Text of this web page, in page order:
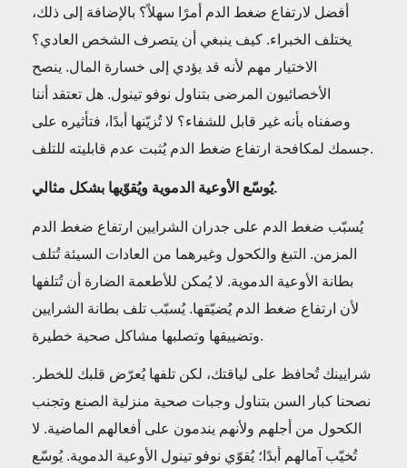
أفضل لارتفاع ضغط الدم أمرًا سهلاً؟ بالإضافة إلى ذلك،
يختلف الخبراء. كيف ينبغي أن يتصرف الشخص العادي؟
الاختيار مهم لأنه قد يؤدي إلى خسارة المال. ينصح
الأخصائيون المرضى بتناول نوفو تينول. هل تعتقد أننا
وصفناه بأنه غير قابل للشفاء؟ لا تُزيّنها أبدًا، فتأثيره على
جسمك لمكافحة ارتفاع ضغط الدم يُثبت عدم قابليته للتلف.
يُوسّع الأوعية الدموية ويُقوّيها بشكل مثالي.
يُسبّب ضغط الدم على جدران الشرايين ارتفاع ضغط الدم
المزمن. التبغ والكحول وغيرهما من العادات السيئة تُتلف
بطانة الأوعية الدموية. لا يُمكن للأطعمة الضارة أن تُتلفها
لأن ارتفاع ضغط الدم يُضيّقها. يُسبّب تلف بطانة الشرايين
وتضييقها وتصلبها مشاكل صحية خطيرة.
شرايينك تُحافظ على لياقتك، لكن تلفها يُعرّض قلبك للخطر.
نصحنا كبار السن بتناول وجبات صحية منزلية الصنع وتجنب
الكحول من أجلهم ولأنهم يندمون على أفعالهم الماضية. لا
تُخيّب آمالهم أبدًا؛ يُقوّي نوفو تينول الأوعية الدموية. يُوسّع